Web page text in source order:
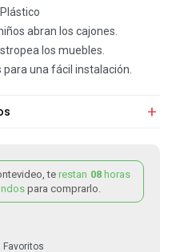
abran los cajones.
los muebles.
una fácil instalación.
te restan 08 horas
para comprarlo.